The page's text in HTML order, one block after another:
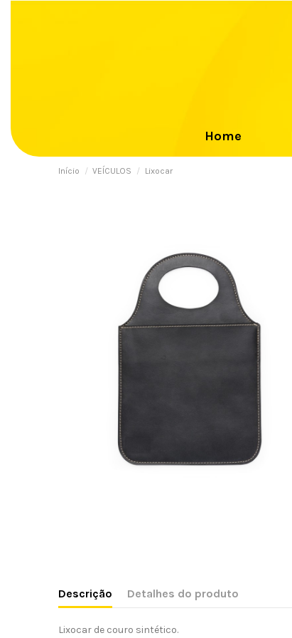
Home
Início VEÍCULOS Lixocar
Descrição Detalhes do produto
Lixocar de couro sintético.